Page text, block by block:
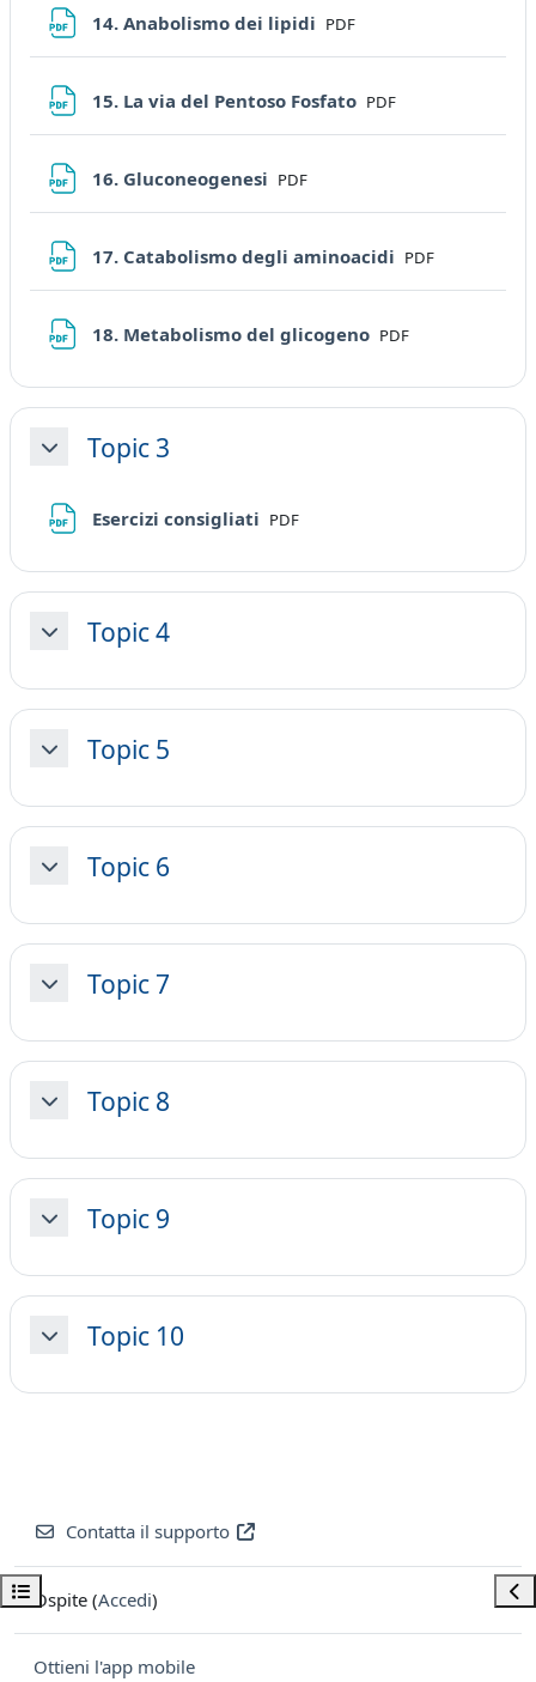
Apri indice del corso
14. Anabolismo dei lipidi File
PDF
15. La via del Pentoso Fosfato File
PDF
16. Gluconeogenesi File
PDF
17. Catabolismo degli aminoacidi File
PDF
18. Metabolismo del glicogeno File
PDF
MinimizzaTopic 3
Esercizi consigliati File
PDF
MinimizzaTopic 4
MinimizzaTopic 5
MinimizzaTopic 6
MinimizzaTopic 7
MinimizzaTopic 8
MinimizzaTopic 9
MinimizzaTopic 10
Contatta il supporto
Ospite (Accedi)
Ottieni l'app mobile